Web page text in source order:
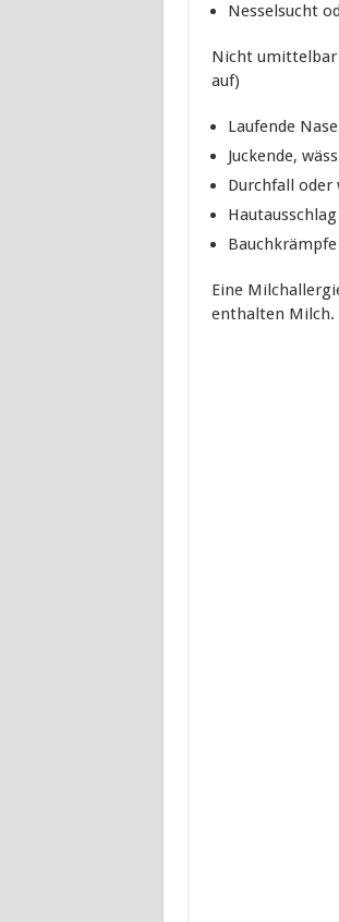
Nesselsucht
Nicht umittelbar
auf)
Laufende Nase
Juckende,
Durchfall oder
Hautausschlag
Eine
enthalten Milch.